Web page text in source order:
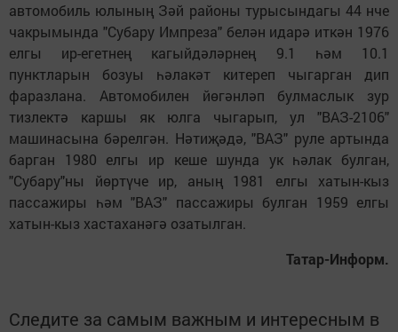
автомобиль юлының Зәй районы турысындагы 44 нче
чакрымында "Субару Импреза" белән идарә иткән 1976
елгы ир-егетнең кагыйдәләрнең 9.1 һәм 10.1
пунктларын бозуы һәлакәт китереп чыгарган дип
фаразлана. Автомобилен йөгәнләп булмаслык зур
тизлектә каршы як юлга чыгарып, ул "ВАЗ-2106"
машинасына бәрелгән. Нәтиҗәдә, "ВАЗ" руле артында
барган 1980 елгы ир кеше шунда ук һәлак булган,
"Субару"ны йөртүче ир, аның 1981 елгы хатын-кыз
пассажиры һәм "ВАЗ" пассажиры булган 1959 елгы
хатын-кыз хастаханәгә озатылган.
Татар-Информ.
Следите за самым важным и интересным в